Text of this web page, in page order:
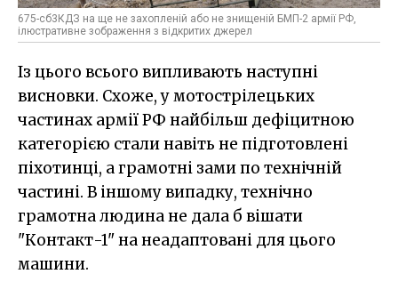
675-сб3КДЗ на ще не захопленій або не знищеній БМП-2 армії РФ,
ілюстративне зображення з відкритих джерел
Із цього всього випливають наступні
висновки. Схоже, у мотострілецьких
частинах армії РФ найбільш дефіцитною
категорією стали навіть не підготовлені
піхотинці, а грамотні зами по технічній
частині. В іншому випадку, технічно
грамотна людина не дала б вішати
"Контакт-1" на неадаптовані для цього
машини.